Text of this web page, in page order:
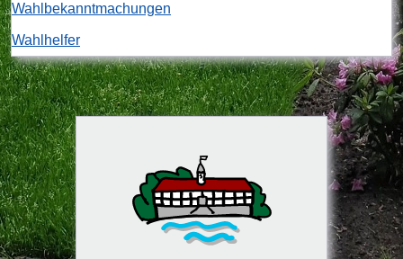
Wahlbekanntmachungen
Wahlhelfer